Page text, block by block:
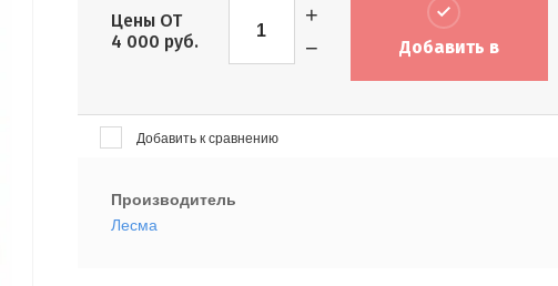
Цены ОТ
4 000 руб. −
+
Добавить в
корзину
Добавить к сравнению
Производитель
Лесма